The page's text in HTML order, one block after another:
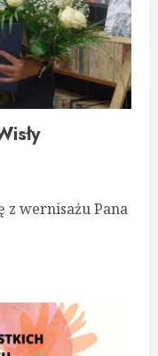
z wernisażu Pana